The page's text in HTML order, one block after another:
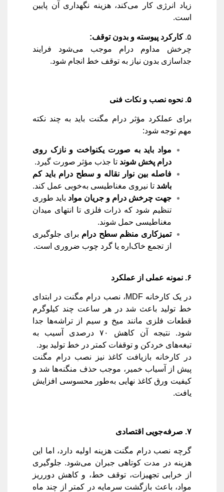
زیاد انرژی کار می‌کند، هزینه نگهداری آن پایین
است.
۵. کارکرد پیوسته و بدون توقف:
چرخش مداوم درام موجب می‌شود فرایند
جداسازی بدون نیاز به توقف خط انجام شود.
۵. نحوه نصب و نکات فنی
برای عملکرد مؤثر درام مگنت باید به چند نکته
مهم توجه شود:
مواد باید به صورت یکنواخت و نازک روی
درام پخش شوند تا جذب مؤثر صورت گیرد.
فاصله بین نوار نقاله و سطح درام باید کم
باشد تا نیروی مغناطیسی به‌خوبی عمل کند.
جهت چرخش درام و جریان مواد باید طوری
تنظیم شود که ذرات فلزی تا انتهای میدان
مغناطیسی حمل شوند.
تمیزکاری منظم سطح درام برای جلوگیری
از تجمع خاک‌اره یا گرد چوب ضروری است.
۶. نمونه عملی از عملکرد
در یک کارخانه MDF، نصب درام مگنت در ابتدای
خط تولید باعث شد در هر ساعت چند کیلوگرم
قطعات فلزی مانند میخ و سیم از تراشه‌ها جدا
شود. نتیجه آن کاهش ۷۰ درصدی آسیب به
تیغه‌های خردکن و توقفات کمتر در خط تولید بود.
در کارخانه بازیافت کاغذ نیز نصب درام مگنت
پیش از آسیاب خمیر، موجب حذف منگنه‌ها شد و
کیفیت ورق کاغذ نهایی به‌طور محسوسی افزایش
یافت.
۷. صرفه‌جویی اقتصادی
گرچه نصب درام مگنت هزینه اولیه دارد، اما این
هزینه در مدت کوتاهی جبران می‌شود. جلوگیری
از خرابی تجهیزات، توقف خط، و کاهش دورریز
مواد، باعث بازگشت سرمایه در کمتر از چند ماه